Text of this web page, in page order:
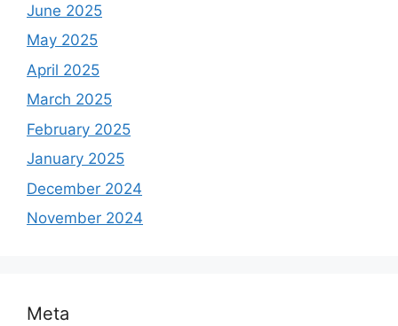
June 2025
May 2025
April 2025
March 2025
February 2025
January 2025
December 2024
November 2024
Meta